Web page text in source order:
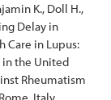
K., Doll H.,
Delay in
Care in Lupus:
in the United
Rheumatism